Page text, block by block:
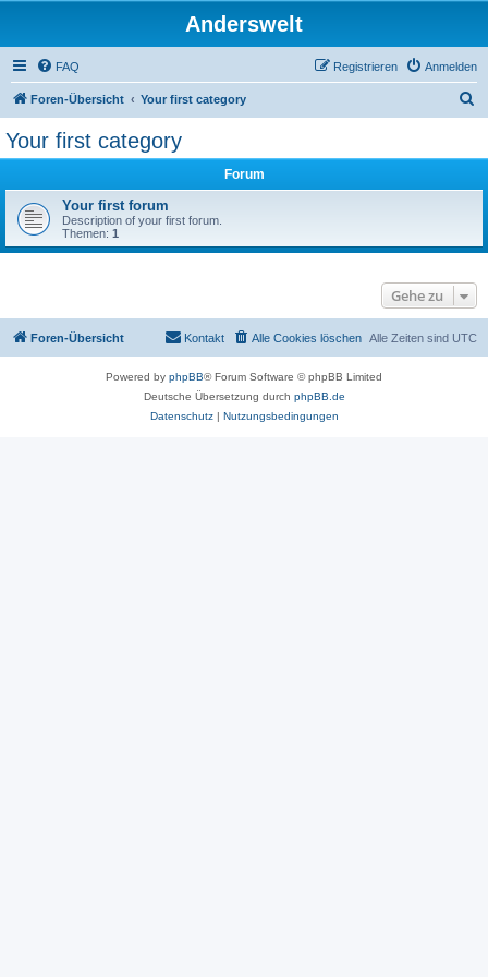
Anderswelt
FAQ Anmelden
Registrieren
Foren-Übersicht Your first category
Your first category
Forum
Your first forum
Description of your first forum.
Themen: 1
Gehe zu
Foren-Übersicht Alle Zeiten sind UTC
Alle Cookies löschen
Kontakt
Powered by phpBB® Forum Software © phpBB Limited
Deutsche Übersetzung durch phpBB.de
Datenschutz| Nutzungsbedingungen